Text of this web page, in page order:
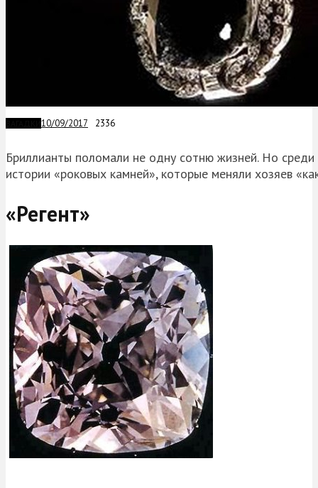
10/09/2017 2336
Бриллианты поломали не одну сотню жизней. Но среди
истории «роковых камней», которые меняли хозяев
«Регент»